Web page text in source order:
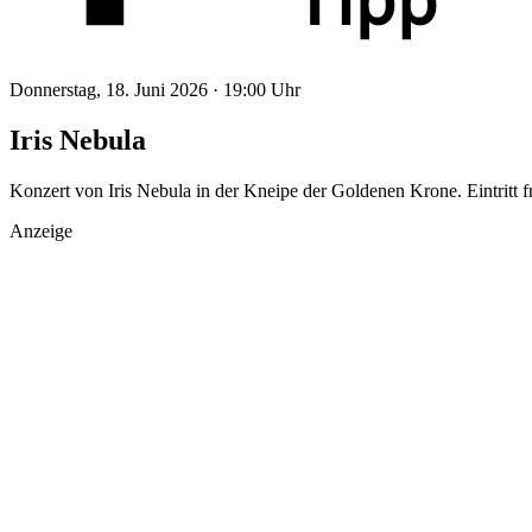
Donnerstag, 18. Juni 2026 · 19:00 Uhr
Iris Nebula
Konzert von Iris Nebula in der Kneipe der Goldenen Krone. Eintritt
Anzeige